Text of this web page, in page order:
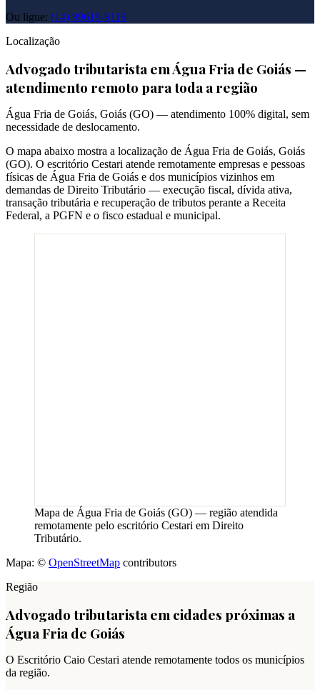
Ou ligue: (14) 99619-9119
Localização
Advogado tributarista emÁgua Fria de Goiás —
atendimento remoto para toda a região
Água Fria de Goiás, Goiás (GO) — atendimento 100% digital, sem
necessidade de deslocamento.
O mapa abaixo mostra a localização de Água Fria de Goiás, Goiás
(GO). O escritório Cestari atende remotamente empresas e pessoas
físicas de Água Fria de Goiás e dos municípios vizinhos em
demandas de Direito Tributário — execução fiscal, dívida ativa,
transação tributária e recuperação de tributos perante a Receita
Federal, a PGFN e o fisco estadual e municipal.
Mapa de Água Fria de Goiás (GO) — região atendida
remotamente pelo escritório Cestari em Direito
Tributário.
Mapa: © OpenStreetMap contributors
Região
Advogado tributarista em cidades próximas a
Água Fria de Goiás
O Escritório Caio Cestari atende remotamente todos os municípios
da região.